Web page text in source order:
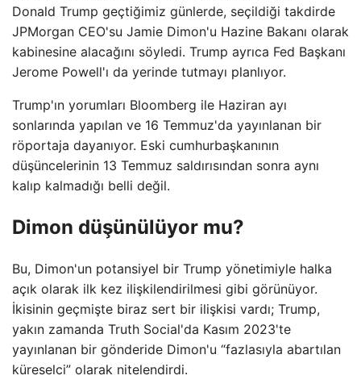
Donald Trump geçtiğimiz günlerde, seçildiği takdirde
JPMorgan CEO'su Jamie Dimon'u Hazine Bakanı olarak
kabinesine alacağını söyledi. Trump ayrıca Fed Başkanı
Jerome Powell'ı da yerinde tutmayı planlıyor.
Trump'ın yorumları Bloomberg ile Haziran ayı
sonlarında yapılan ve 16 Temmuz'da yayınlanan bir
röportaja dayanıyor. Eski cumhurbaşkanının
düşüncelerinin 13 Temmuz saldırısından sonra aynı
kalıp kalmadığı belli değil.
Dimon düşünülüyor mu?
Bu, Dimon'un potansiyel bir Trump yönetimiyle halka
açık olarak ilk kez ilişkilendirilmesi gibi görünüyor.
İkisinin geçmişte biraz sert bir ilişkisi vardı; Trump,
yakın zamanda Truth Social'da Kasım 2023'te
yayınlanan bir gönderide Dimon'u “fazlasıyla abartılan
küreselci” olarak nitelendirdi.